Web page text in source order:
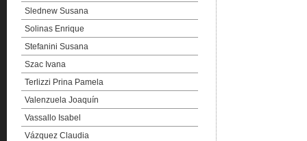
Slednew Susana
Solinas Enrique
Stefanini Susana
Szac Ivana
Terlizzi Prina Pamela
Valenzuela Joaquín
Vassallo Isabel
Vázquez Claudia